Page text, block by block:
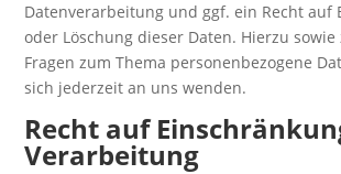
Datenverarbeitung und ggf. ein Recht auf
oder Löschung dieser Daten. Hierzu
Fragen zum Thema personenbezogene
sich jederzeit an uns wenden.
Recht auf
Verarbeitung